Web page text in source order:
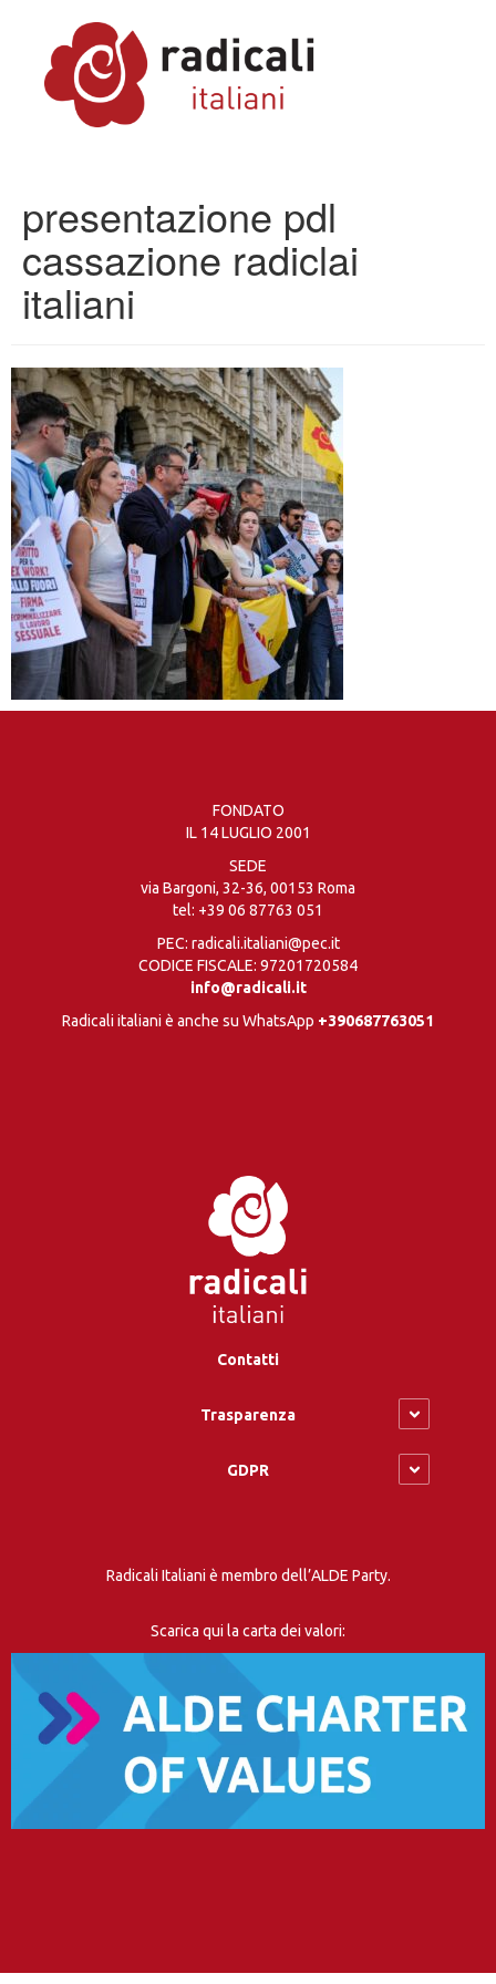
presentazione pdl
cassazione radiclai
italiani
FONDATO
IL 14 LUGLIO 2001
SEDE
via Bargoni, 32-36, 00153 Roma
tel: +39 06 87763 051
PEC: radicali.italiani@pec.it
CODICE FISCALE: 97201720584
info@radicali.it
Radicali italiani è anche su WhatsApp +390687763051
Contatti
Trasparenza
GDPR
Radicali Italiani è membro dell’ALDE Party.
Scarica qui la carta dei valori: